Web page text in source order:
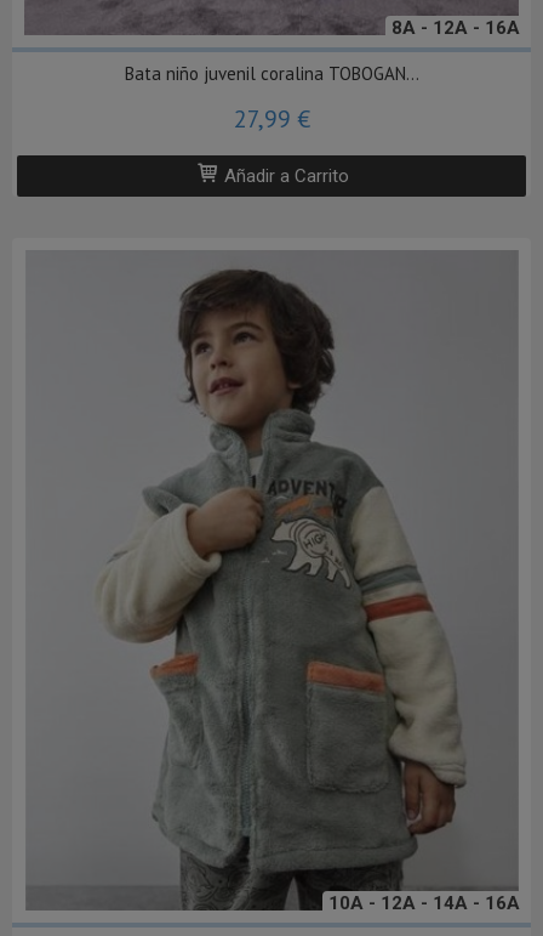
8A - 12A - 16A
Bata niño juvenil coralina TOBOGAN...
27,99 €
Añadir a Carrito
10A - 12A - 14A - 16A